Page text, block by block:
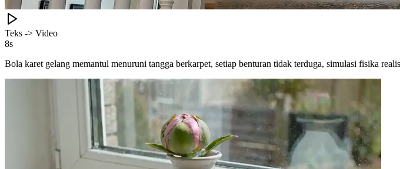
Teks -> Video
8s
Bola karet gelang memantul menuruni tangga berkarpet, setiap benturan tidak terduga, simulasi fisika